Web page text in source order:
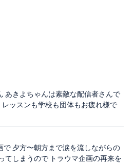
あきよちゃんは素敵な配信者さんで
ッスンも学校も団体もお疲れ様で
夕方〜朝方まで涙を流しながらの
てしまうので トラウマ企画の再来を